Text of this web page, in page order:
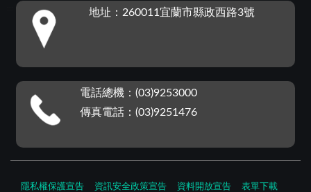
地址：260011宜蘭市縣政西路3號
電話總機：(03)9253000
傳真電話：(03)9251476
隱私權保護宣告 資訊安全政策宣告 資料開放宣告 表單下載